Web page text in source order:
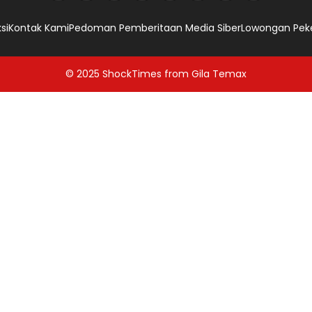
Kontak KamiPedoman Pemberitaan Media SiberLowongan
© 2025 ShockTimes from Gila Temax